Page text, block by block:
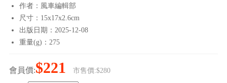
作者：風車編輯部
尺寸：15x17x2.6cm
出版日期：2025-12-08
重量(g)：275
會員價:$221 市售價:$280